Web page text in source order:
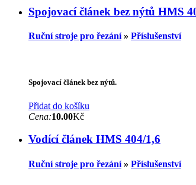
Spojovací článek bez nýtů HMS
Ruční stroje pro řezání» Příslušenství
Spojovací článek bez nýtů.
Přidat do košíku
Cena:10.00Kč
Vodící článek HMS 404/1,6
Ruční stroje pro řezání» Příslušenství